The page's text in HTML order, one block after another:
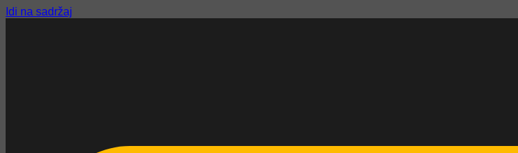
Idi na sadržaj